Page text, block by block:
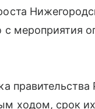
мероприятия
правительства
ходом, срок